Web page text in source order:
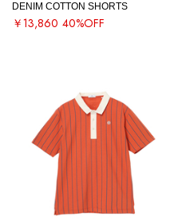
DENIM COTTON SHORTS
￥13,860 40%OFF